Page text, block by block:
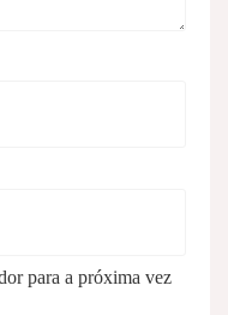
para a próxima vez